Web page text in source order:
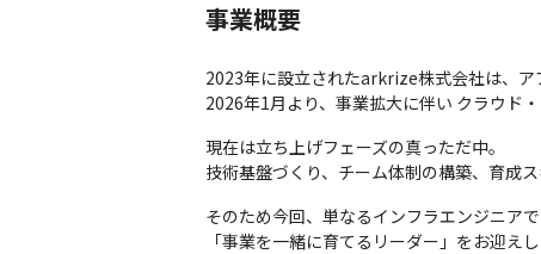
事業概要
2023年に設立されたarkrize株式会社は、ア
2026年1月より、事業拡大に伴い クラウド
現在は立ち上げフェーズの真っただ中。
技術基盤づくり、チーム体制の構築、育成
そのため今回、単なるインフラエンジニアで
「事業を一緒に育てるリーダー」をお迎え